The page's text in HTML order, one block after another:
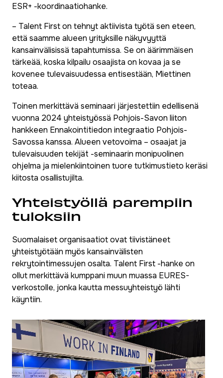
ESR+ -koordinaatiohanke.
– Talent First on tehnyt aktiivista työtä sen eteen,
että saamme alueen yrityksille näkyvyyttä
kansainvälisissä tapahtumissa. Se on äärimmäisen
tärkeää, koska kilpailu osaajista on kovaa ja se
kovenee tulevaisuudessa entisestään, Miettinen
toteaa.
Toinen merkittävä seminaari järjestettiin edellisenä
vuonna 2024 yhteistyössä Pohjois-Savon liiton
hankkeen Ennakointitiedon integraatio Pohjois-
Savossa kanssa. Alueen vetovoima – osaajat ja
tulevaisuuden tekijät -seminaarin monipuolinen
ohjelma ja mielenkiintoinen tuore tutkimustieto keräsi
kiitosta osallistujilta.
Yhteistyöllä parempiin
tuloksiin
Suomalaiset organisaatiot ovat tiivistäneet
yhteistyötään myös kansainvälisten
rekrytointimessujen osalta. Talent First -hanke on
ollut merkittävä kumppani muun muassa EURES-
verkostolle, jonka kautta messuyhteistyö lähti
käyntiin.